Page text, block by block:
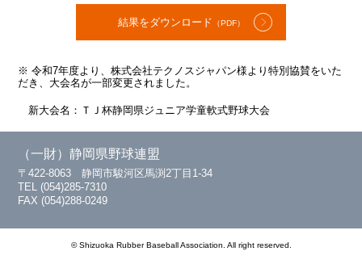
結果をダウンロード （PDF）
※ 令和7年度より、株式会社テクノスジャパン様より特別協賛をいた
だき、大会名が一部変更されました。
新大会名：ＴＪ杯静岡県ジュニア学童軟式野球大会
（一財）静岡県野球連盟
〒422-8063 静岡市駿河区馬渕2丁目1-34
TEL (054)285-7310
FAX (054)288-0249
© Shizuoka Rubber Baseball Association. All right reserved.